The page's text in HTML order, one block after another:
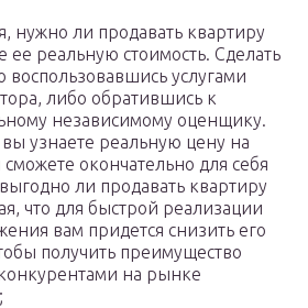
нужно ли продавать квартиру
ее реальную стоимость. Сделать
воспользовавшись услугами
либо обратившись к
независимому оценщику.
вы узнаете реальную цену на
окончательно для себя
ли продавать квартиру
что для быстрой реализации
вам придется снизить его
получить преимущество
на рынке